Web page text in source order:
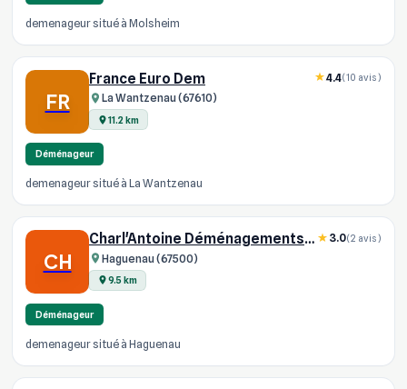
demenageur situé à Molsheim
FR
France Euro Dem
La Wantzenau (67610)
11.2 km
4.4(10 avis)
Déménageur
demenageur situé à La Wantzenau
CH
Charl'Antoine Déménagements Et Logistique
Haguenau (67500)
9.5 km
3.0(2 avis)
Déménageur
demenageur situé à Haguenau